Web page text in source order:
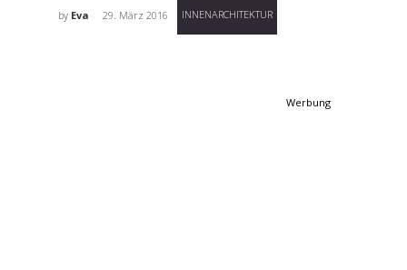
by Eva 29. März 2016 INNENARCHITEKTUR
Werbung